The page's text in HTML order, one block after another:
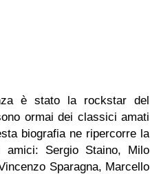
è stato la rockstar del
ormai dei classici amati
biografia ne ripercorre la
Sergio Staino, Milo
Sparagna, Marcello